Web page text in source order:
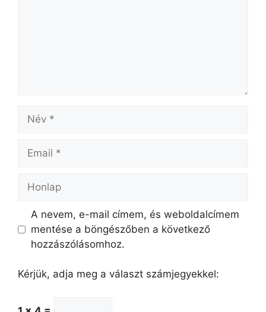
A nevem, e-mail címem, és weboldalcímem
mentése a böngészőben a következő
hozzászólásomhoz.
Kérjük, adja meg a választ számjegyekkel: